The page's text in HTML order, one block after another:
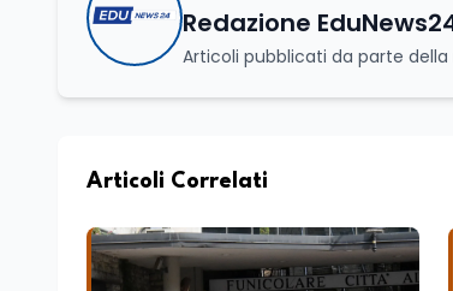
Redazione
Articoli pubblicati da parte della
Articoli Correlati